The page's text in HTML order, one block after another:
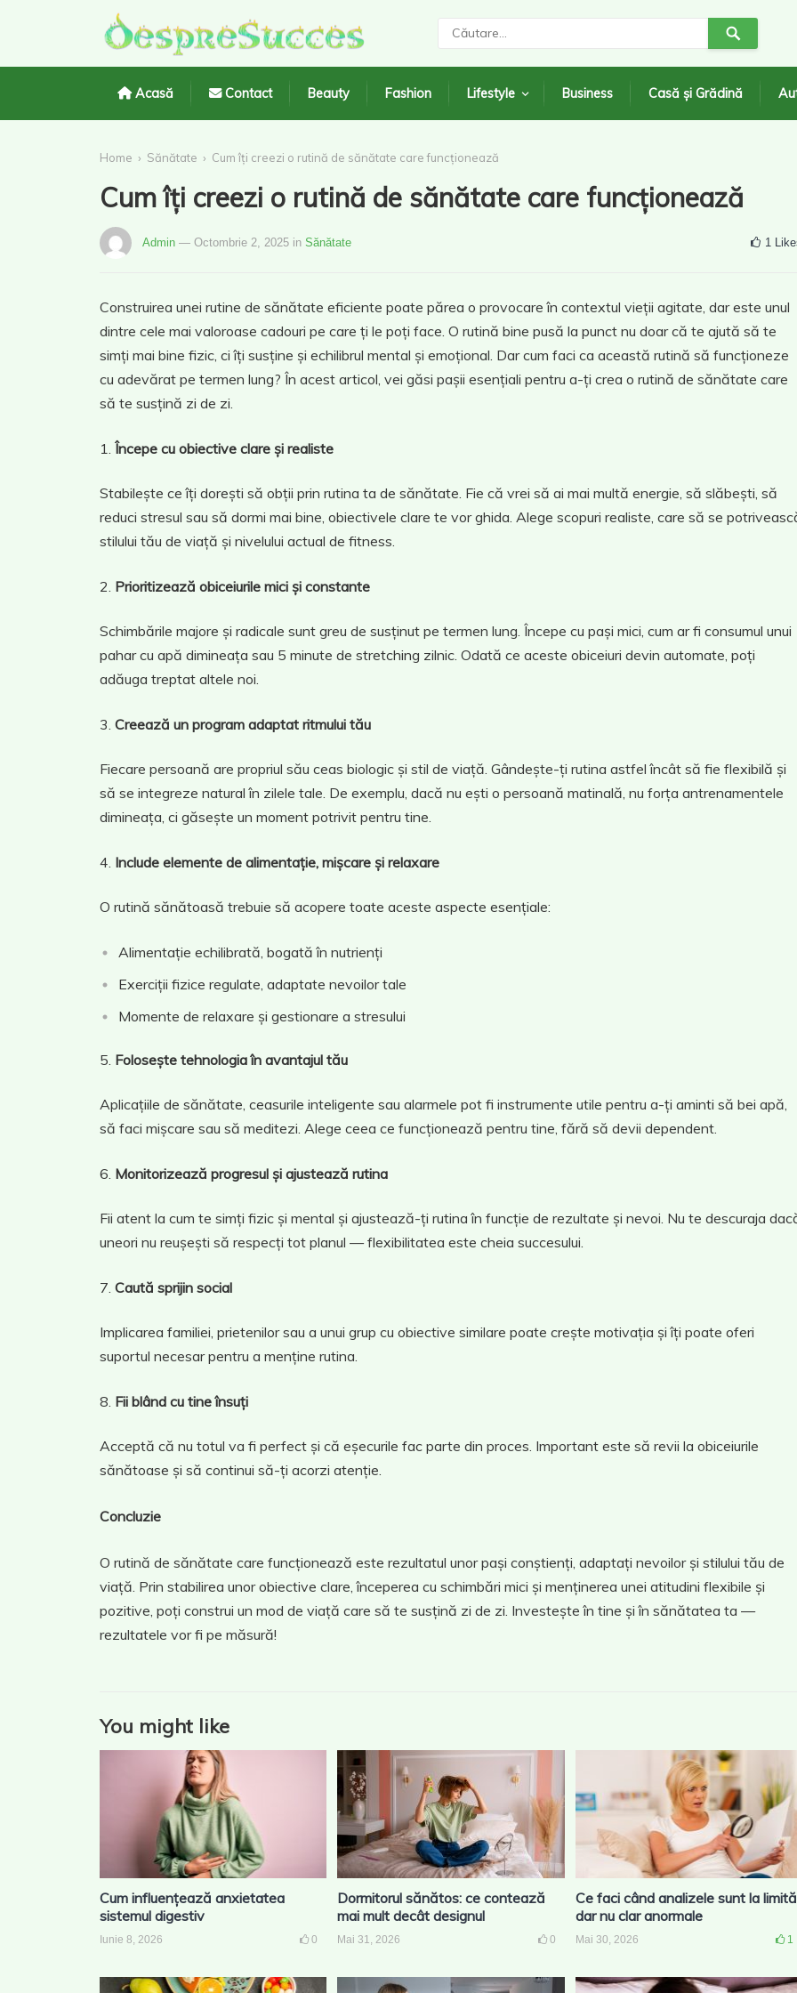
Acasă Contact Beauty Fashion Lifestyle Business Casă și Grădină
Home › Sănătate › Cum îți creezi o rutină de sănătate care funcționează
Cum îți creezi o rutină de sănătate care funcționează
Admin — Octombrie 2, 2025 in Sănătate 1
Construirea unei rutine de sănătate eficiente poate părea o provocare în contextul vieții agitate, dar este unul
dintre cele mai valoroase cadouri pe care ți le poți face. O rutină bine pusă la punct nu doar că te ajută să te
simți mai bine fizic, ci îți susține și echilibrul mental și emoțional. Dar cum faci ca această rutină să funcționeze
cu adevărat pe termen lung? În acest articol, vei găsi pașii esențiali pentru a-ți crea o rutină de sănătate care
să te susțină zi de zi.
Începe cu obiective clare și realiste
Stabilește ce îți dorești să obții prin rutina ta de sănătate. Fie că vrei să ai mai multă energie, să slăbești, să
reduci stresul sau să dormi mai bine, obiectivele clare te vor ghida. Alege scopuri realiste, care să se
stilului tău de viață și nivelului actual de fitness.
Prioritizează obiceiurile mici și constante
Schimbările majore și radicale sunt greu de susținut pe termen lung. Începe cu pași mici, cum ar fi consumul unui
pahar cu apă dimineața sau 5 minute de stretching zilnic. Odată ce aceste obiceiuri devin automate, poți
adăuga treptat altele noi.
Creează un program adaptat ritmului tău
Fiecare persoană are propriul său ceas biologic și stil de viață. Gândește-ți rutina astfel încât să fie flexibilă și
să se integreze natural în zilele tale. De exemplu, dacă nu ești o persoană matinală, nu forța antrenamentele
dimineața, ci găsește un moment potrivit pentru tine.
Include elemente de alimentație, mișcare și relaxare
O rutină sănătoasă trebuie să acopere toate aceste aspecte esențiale:
Alimentație echilibrată, bogată în nutrienți
Exerciții fizice regulate, adaptate nevoilor tale
Momente de relaxare și gestionare a stresului
Folosește tehnologia în avantajul tău
Aplicațiile de sănătate, ceasurile inteligente sau alarmele pot fi instrumente utile pentru a-ți aminti să bei apă,
să faci mișcare sau să meditezi. Alege ceea ce funcționează pentru tine, fără să devii dependent.
Monitorizează progresul și ajustează rutina
Fii atent la cum te simți fizic și mental și ajustează-ți rutina în funcție de rezultate și nevoi. Nu te descuraja
uneori nu reușești să respecți tot planul — flexibilitatea este cheia succesului.
Caută sprijin social
Implicarea familiei, prietenilor sau a unui grup cu obiective similare poate crește motivația și îți poate oferi
suportul necesar pentru a menține rutina.
Fii blând cu tine însuți
Acceptă că nu totul va fi perfect și că eșecurile fac parte din proces. Important este să revii la obiceiurile
sănătoase și să continui să-ți acorzi atenție.
Concluzie
O rutină de sănătate care funcționează este rezultatul unor pași conștienți, adaptați nevoilor și stilului tău de
viață. Prin stabilirea unor obiective clare, începerea cu schimbări mici și menținerea unei atitudini flexibile și
pozitive, poți construi un mod de viață care să te susțină zi de zi. Investește în tine și în sănătatea ta —
rezultatele vor fi pe măsură!
You might like
Cum influențează anxietatea
sistemul digestiv
Iunie 8, 2026 0
Dormitorul sănătos: ce contează
mai mult decât designul
Mai 31, 2026 0
Ce faci când analizele sunt la
dar nu clar anormale
Mai 30, 2026 1